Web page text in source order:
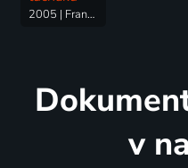
2005 | Francie | Rodinný
v